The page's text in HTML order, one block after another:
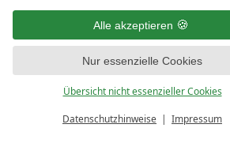
Alle akzeptieren
Nur essenzielle Cookies
Übersicht nicht essenzieller Cookies
Datenschutzhinweise Impressum
ausgeschlossen. So stellt YouTube –
Sie sich ein Video ansehen – eine
DoubleClick-Netzwerk her.
Sobald Sie ein YouTube-Video auf
hergestellt. Dabei wird dem YouTube-